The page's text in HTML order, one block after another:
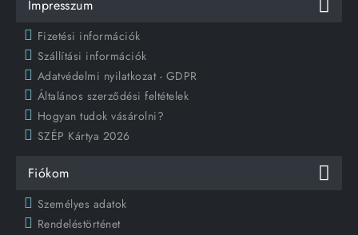
Impresszum
Fizetési információk
Szállítási információk
Adatvédelmi nyilatkozat - GDPR
Általános szerződési feltételek
Hogyan tudok vásárolni?
SZÉP Kártya 2026
Fiókom
Személyes adatok
Rendeléstörténet